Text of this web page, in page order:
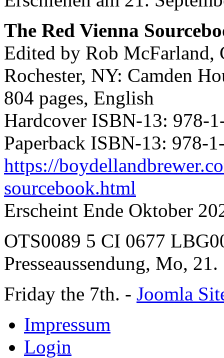
The Red Vienna
Edited by Rob McFarland,
Rochester, NY: Camden
804 pages, English
Hardcover ISBN-13: 978-
Paperback ISBN-13: 978-
https://
sourcebook.html
Erscheint Ende Oktober
OTS0089 5 CI 0677
Presseaussendung, Mo,
Friday the 7th. - Joomla
Impressum
Login